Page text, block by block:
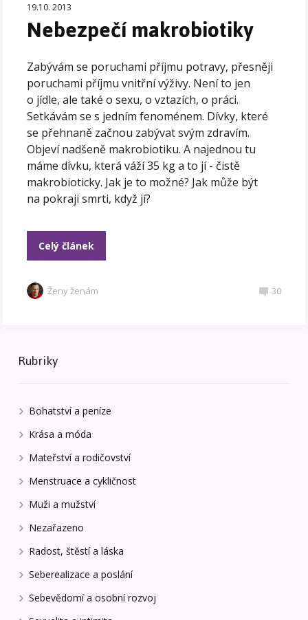
19.10. 2013
Nebezpečí makrobiotiky
Zabývám se poruchami příjmu potravy, přesněji
poruchami příjmu vnitřní výživy. Není to jen
o jídle, ale také o sexu, o vztazích, o práci.
Setkávám se s jedním fenoménem. Dívky, které
se přehnaně začnou zabývat svým zdravím.
Objeví nadšeně makrobiotiku. A najednou tu
máme dívku, která váží 35 kg a to jí - čistě
makrobioticky. Jak je to možné? Jak může být
na pokraji smrti, když jí?
Celý článek
Ženy ženám 30
Rubriky
Bohatství a peníze
Krása a móda
Mateřství a rodičovství
Menstruace a cykličnost
Muži a mužství
Nezařazeno
Radost, štěstí a láska
Seberealizace a poslání
Sebevědomí a osobní rozvoj